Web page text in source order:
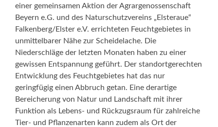
einer gemeinsamen Aktion der Agrargenossenschaft
Beyern e.G. und des Naturschutzvereins „Elsteraue“
Falkenberg/Elster e.V. errichteten Feuchtgebietes in
unmittelbarer Nähe zur Scheidelache. Die
Niederschläge der letzten Monaten haben zu einer
gewissen Entspannung geführt. Der standortgerechten
Entwicklung des Feuchtgebietes hat das nur
geringfügig einen Abbruch getan. Eine derartige
Bereicherung von Natur und Landschaft mit ihrer
Funktion als Lebens- und Rückzugsraum für zahlreiche
Tier- und Pflanzenarten kann zudem als Ort der